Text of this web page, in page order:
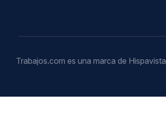
Trabajos.com es una marca de Hispavista